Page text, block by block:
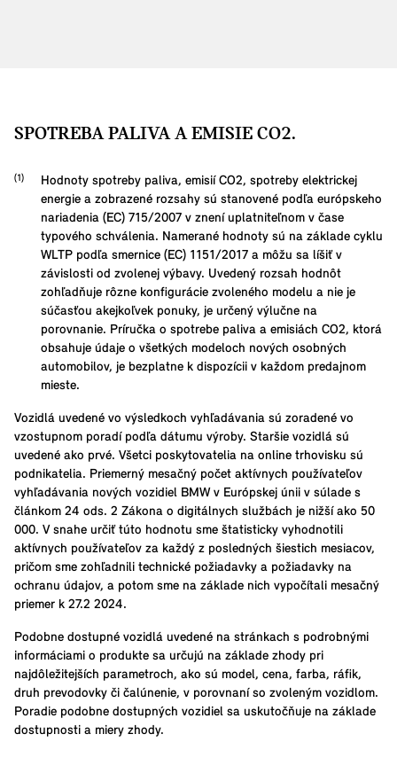
SPOTREBA PALIVA A EMISIE CO2.
Hodnoty spotreby paliva, emisií CO2, spotreby elektrickej
energie a zobrazené rozsahy sú stanovené podľa európskeho
nariadenia (EC) 715/2007 v znení uplatniteľnom v čase
typového schválenia. Namerané hodnoty sú na základe cyklu
WLTP podľa smernice (EC) 1151/2017 a môžu sa líšiť v
závislosti od zvolenej výbavy. Uvedený rozsah hodnôt
zohľadňuje rôzne konfigurácie zvoleného modelu a nie je
súčasťou akejkoľvek ponuky, je určený výlučne na
porovnanie. Príručka o spotrebe paliva a emisiách CO2, ktorá
obsahuje údaje o všetkých modeloch nových osobných
automobilov, je bezplatne k dispozícii v každom predajnom
mieste.
Vozidlá uvedené vo výsledkoch vyhľadávania sú zoradené vo
vzostupnom poradí podľa dátumu výroby. Staršie vozidlá sú
uvedené ako prvé. Všetci poskytovatelia na online trhovisku sú
podnikatelia. Priemerný mesačný počet aktívnych používateľov
vyhľadávania nových vozidiel BMW v Európskej únii v súlade s
článkom 24 ods. 2 Zákona o digitálnych službách je nižší ako 50
000. V snahe určiť túto hodnotu sme štatisticky vyhodnotili
aktívnych používateľov za každý z posledných šiestich mesiacov,
pričom sme zohľadnili technické požiadavky a požiadavky na
ochranu údajov, a potom sme na základe nich vypočítali mesačný
priemer k 27.2 2024.
Podobne dostupné vozidlá uvedené na stránkach s podrobnými
informáciami o produkte sa určujú na základe zhody pri
najdôležitejších parametroch, ako sú model, cena, farba, ráfik,
druh prevodovky či čalúnenie, v porovnaní so zvoleným vozidlom.
Poradie podobne dostupných vozidiel sa uskutočňuje na základe
dostupnosti a miery zhody.